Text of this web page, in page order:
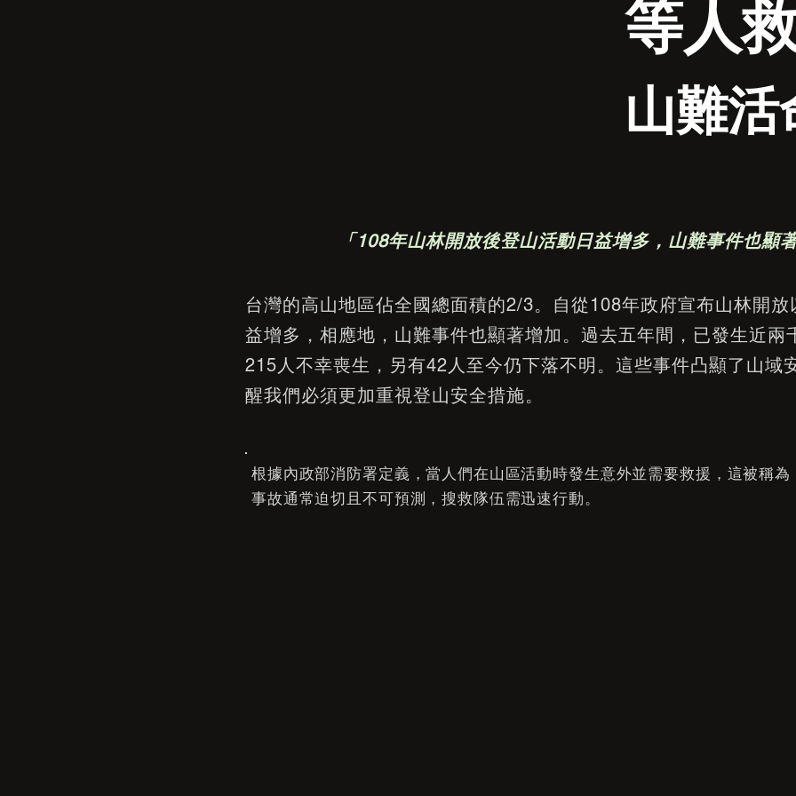
等人
山難
「108年山林開放後登山活動日益增多，山難事件也顯
台灣的高山地區佔全國總面積的2/3。自從108年政府宣布山林開放
益增多，相應地，山難事件也顯著增加。過去五年間，已發生近兩
215人不幸喪生，另有42人至今仍下落不明。這些事件凸顯了山域
醒我們必須更加重視登山安全措施。
根據內政部消防署定義，當人們在山區活動時發生意外並需要救援，這被稱
事故通常迫切且不可預測，搜救隊伍需迅速行動。